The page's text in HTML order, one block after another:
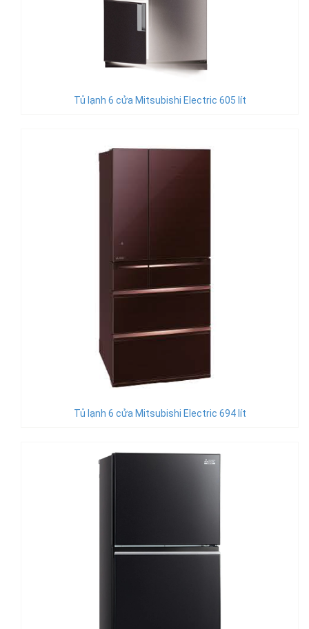
Tủ lạnh 6 cửa Mitsubishi Electric 605 lít
Tủ lạnh 6 cửa Mitsubishi Electric 694 lít